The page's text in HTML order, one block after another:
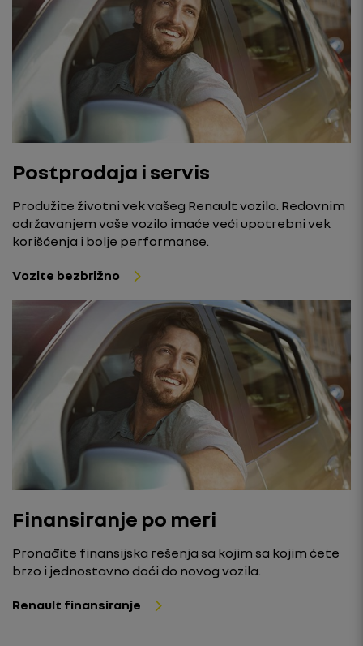
Postprodaja i servis
Produžite životni vek vašeg Renault vozila. Redovnim
održavanjem vaše vozilo imaće veći upotrebni vek
korišćenja i bolje performanse.
Vozite bezbrižno
Finansiranje po meri
Pronađite finansijska rešenja sa kojim sa kojim ćete
brzo i jednostavno doći do novog vozila.
Renault finansiranje